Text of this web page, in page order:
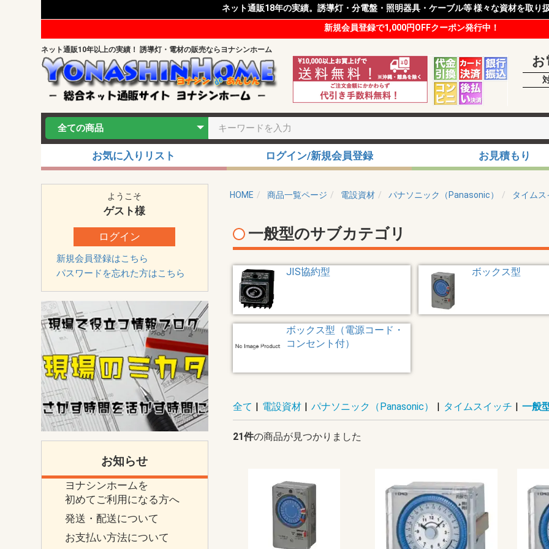
ネット通販18年の実績。誘導灯・分電盤・照明器具・ケーブル等 様々な資材を取り
新規会員登録で1,000円OFFクーポン発行中！
ネット通販10年以上の実績！ 誘導灯・電材の販売ならヨナシンホーム
お
お気に入りリスト ログイン/新規会員登録 お見積もり
ようこそ
ゲスト様
ログイン
新規会員登録はこちら
パスワードを忘れた方はこちら
お知らせ
ヨナシンホームを
初めてご利用になる方へ
発送・配送について
お支払い方法について
HOME 商品一覧ページ 電設資材 パナソニック（Panasonic） タイムス
一般型のサブカテゴリ
JIS協約型 ボックス型
ボックス型（電源コード・
コンセント付）
全て | 電設資材 | パナソニック（Panasonic） | タイムスイッチ | 一般
21件の商品が見つかりました